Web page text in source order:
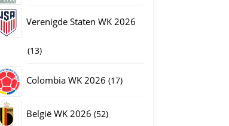
Verenigde Staten WK 2026
1313
producten
Colombia WK 2026 1717
België WK 2026 5252